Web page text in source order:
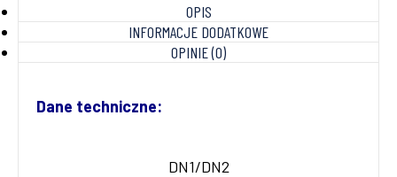
OPIS
INFORMACJE DODATKOWE
OPINIE (0)
Dane techniczne:
DN1/DN2